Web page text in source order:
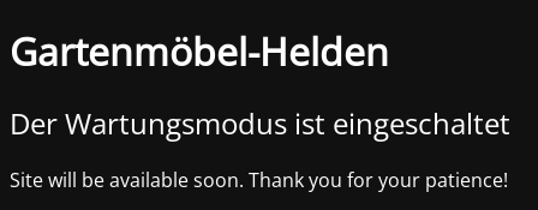
Gartenmöbel-Helden
Der Wartungsmodus ist eingeschaltet
Site will be available soon. Thank you for your patience!